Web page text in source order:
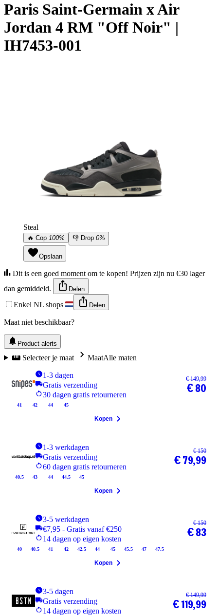
Paris Saint-Germain x Air
Jordan 4 RM "Off Noir" |
IH7453-001
Steal
🔥 Cop 100% 👎 Drop 0%
Opslaan
Dit is een goed moment om te kopen! Prijzen zijn nu €30 lager
dan gemiddeld.
Delen
Enkel NL shops Delen
Maat niet beschikbaar?
Product alerts
Selecteer je maat MaatAlle maten
1-3 dagen
Gratis verzending
30 dagen gratis retourneren
41 42 44 45
€ 149,99
€ 80
Kopen
1-3 werkdagen
Gratis verzending
60 dagen gratis retourneren
40.5 43 44 44.5 45
€ 150
€ 79,99
Kopen
3-5 werkdagen
€7,95 - Gratis vanaf €250
14 dagen op eigen kosten
40 40.5 41 42 42.5 44 45 45.5 47 47.5
€ 150
€ 83
Kopen
3-5 dagen
Gratis verzending
14 dagen op eigen kosten
€ 149,99
€ 119,99